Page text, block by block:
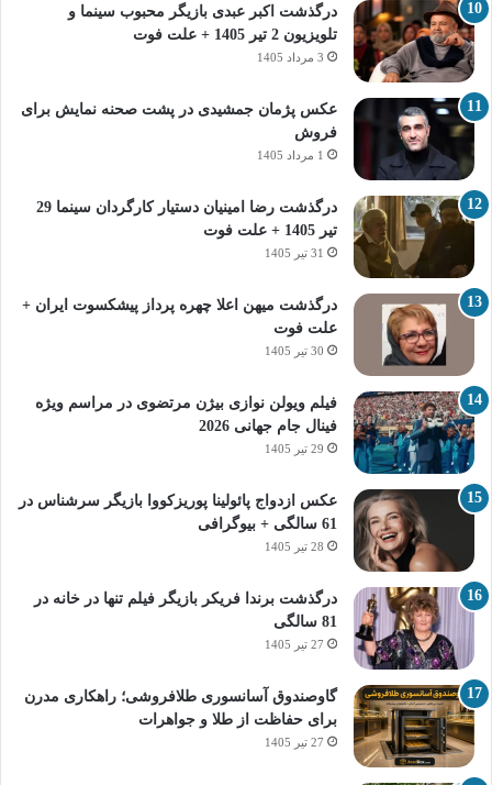
درگذشت اکبر عبدی بازیگر محبوب سینما و
تلویزیون 2 تیر 1405 + علت فوت
3 مرداد 1405
عکس پژمان جمشیدی در پشت صحنه نمایش برای
فروش
1 مرداد 1405
درگذشت رضا امینیان دستیار کارگردان سینما 29
تیر 1405 + علت فوت
31 تیر 1405
درگذشت میهن اعلا چهره پرداز پیشکسوت ایران +
علت فوت
30 تیر 1405
فیلم ویولن نوازی بیژن مرتضوی در مراسم ویژه
فینال جام جهانی 2026
29 تیر 1405
عکس ازدواج پائولینا پوریزکووا بازیگر سرشناس در
61 سالگی + بیوگرافی
28 تیر 1405
درگذشت برندا فریکر بازیگر فیلم تنها در خانه در
81 سالگی
27 تیر 1405
گاوصندوق آسانسوری طلافروشی؛ راهکاری مدرن
برای حفاظت از طلا و جواهرات
27 تیر 1405